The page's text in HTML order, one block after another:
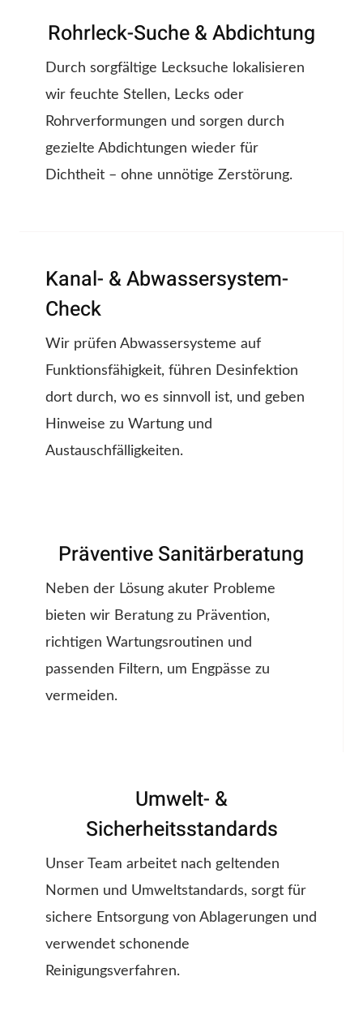
Rohrleck-Suche & Abdichtung
Durch sorgfältige Lecksuche lokalisieren
wir feuchte Stellen, Lecks oder
Rohrverformungen und sorgen durch
gezielte Abdichtungen wieder für
Dichtheit – ohne unnötige Zerstörung.
Kanal- & Abwassersystem-
Check
Wir prüfen Abwassersysteme auf
Funktionsfähigkeit, führen Desinfektion
dort durch, wo es sinnvoll ist, und geben
Hinweise zu Wartung und
Austauschfälligkeiten.
Präventive Sanitärberatung
Neben der Lösung akuter Probleme
bieten wir Beratung zu Prävention,
richtigen Wartungsroutinen und
passenden Filtern, um Engpässe zu
vermeiden.
Umwelt- &
Sicherheitsstandards
Unser Team arbeitet nach geltenden
Normen und Umweltstandards, sorgt für
sichere Entsorgung von Ablagerungen und
verwendet schonende
Reinigungsverfahren.